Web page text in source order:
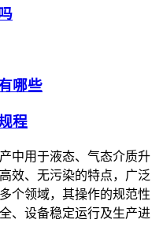
哪些
程
中用于液态、气态介质升
效、无污染的特点，广泛
个领域，其操作的规范性
、设备稳定运行及生产进